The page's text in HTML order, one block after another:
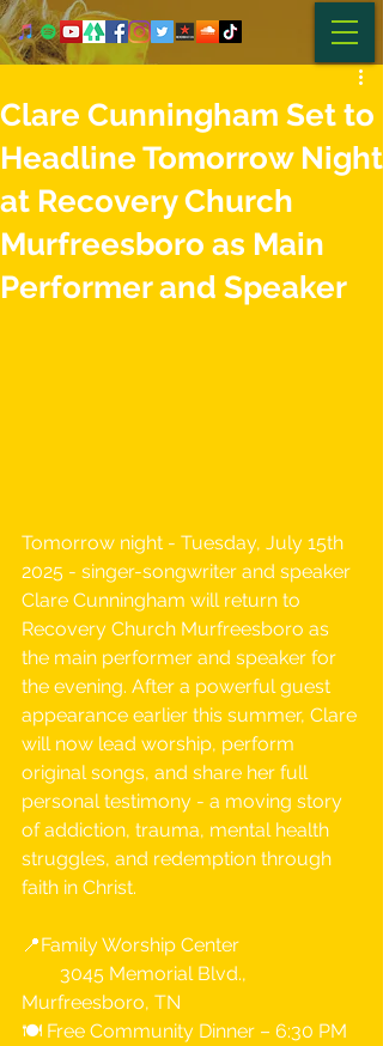
Clare Cunningham Set to
Headline Tomorrow Night
at Recovery Church
Murfreesboro as Main
Performer and Speaker
Tomorrow night - Tuesday, July 15th
2025 - singer-songwriter and speaker
Clare Cunningham will return to
Recovery Church Murfreesboro as
the main performer and speaker for
the evening. After a powerful guest
appearance earlier this summer, Clare
will now lead worship, perform
original songs, and share her full
personal testimony - a moving story
of addiction, trauma, mental health
struggles, and redemption through
faith in Christ.
📍Family Worship Center
3045 Memorial Blvd.,
Murfreesboro, TN
🍽 Free Community Dinner – 6:30 PM